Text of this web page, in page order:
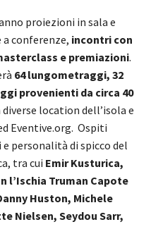
proiezioni in sala e
conferenze, incontri con
e premiazioni.
64 lungometraggi, 32
provenienti da circa 40
location dell’isola e
Eventive.org. Ospiti
personalità di spicco del
tra cui Emir Kusturica,
l’Ischia Truman Capote
Huston, Michele
Nielsen, Seydou Sarr,